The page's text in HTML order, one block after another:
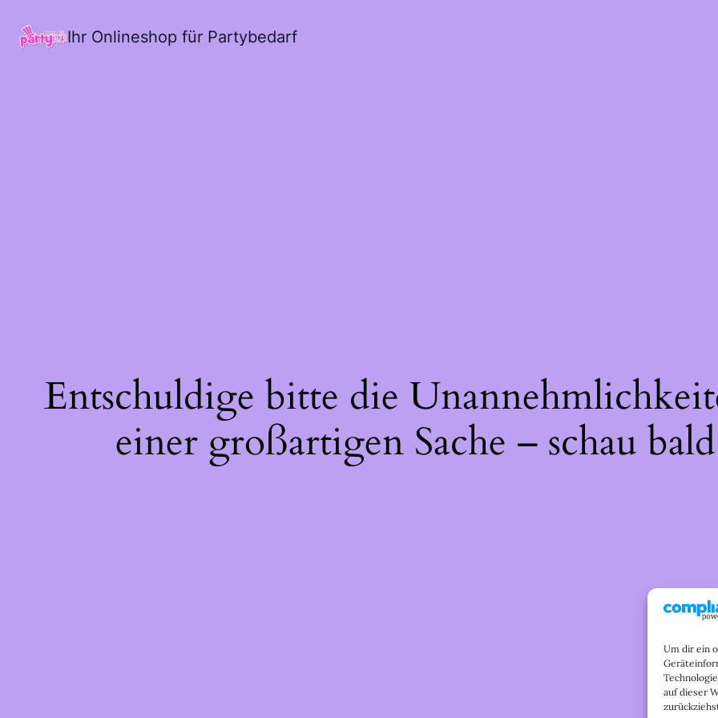
Um dir ein
auf dieser
Ihr Onlineshop für Partybedarf
Entschuldige bitte die
einer großartigen Sache – schau